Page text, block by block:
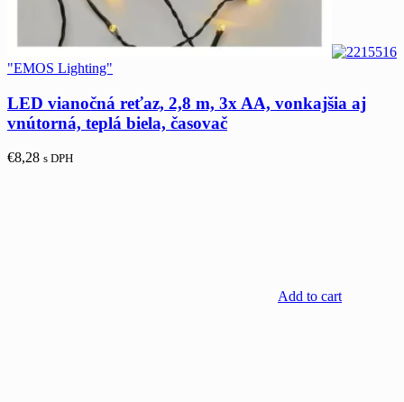
"EMOS Lighting"
LED vianočná reťaz, 2,8 m, 3x AA, vonkajšia aj
vnútorná, teplá biela, časovač
€8,28 s DPH
Add to cart